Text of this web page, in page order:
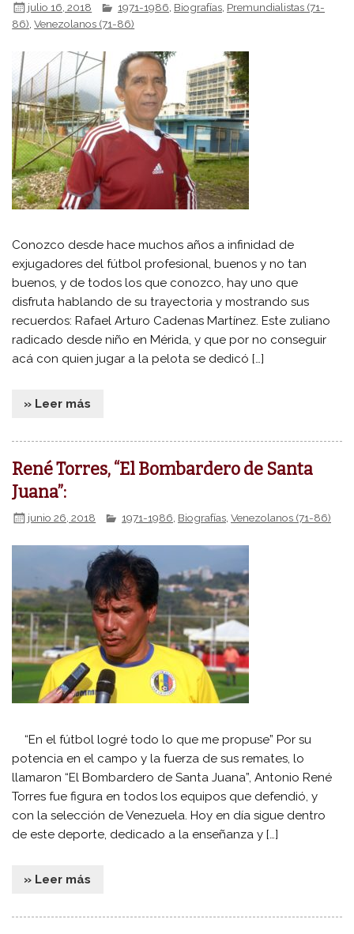
julio 16, 2018 1971-1986 Biografías Premundialistas (71-
86),Venezolanos (71-86)
Conozco desde hace muchos años a infinidad de
exjugadores del fútbol profesional, buenos y no tan
buenos, y de todos los que conozco, hay uno que
disfruta hablando de su trayectoria y mostrando sus
recuerdos: Rafael Arturo Cadenas Martínez. Este zuliano
radicado desde niño en Mérida, y que por no conseguir
acá con quien jugar a la pelota se dedicó […]
» Leer más
René Torres, “El Bombardero de Santa
Juana”:
junio 26, 2018 1971-1986 Biografías ,Venezolanos (71-86)
“En el fútbol logré todo lo que me propuse” Por su
potencia en el campo y la fuerza de sus remates, lo
llamaron “El Bombardero de Santa Juana”, Antonio René
Torres fue figura en todos los equipos que defendió, y
con la selección de Venezuela. Hoy en día sigue dentro
de este deporte, dedicado a la enseñanza y […]
» Leer más